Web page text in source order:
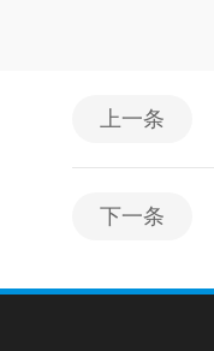
上一条
下一条